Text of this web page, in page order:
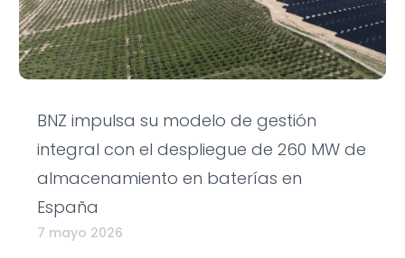
BNZ impulsa su modelo de gestión
integral con el despliegue de 260 MW de
almacenamiento en baterías en
España
7 mayo 2026